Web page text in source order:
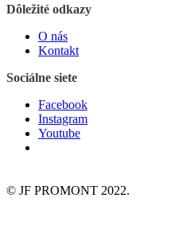
Dôležité odkazy
O nás
Kontakt
Sociálne siete
Facebook
Instagram
Youtube
© JF PROMONT 2022.